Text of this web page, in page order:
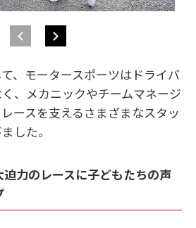
、モータースポーツはドライバ
、メカニックやチームマネージ
ースを支えるさまざまなスタッ
した。
力のレースに子どもたちの声